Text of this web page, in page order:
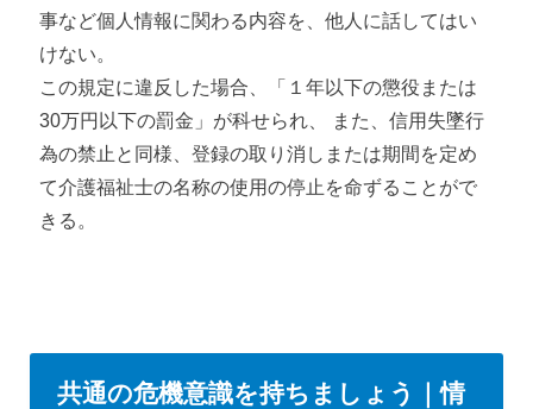
事など個人情報に関わる内容を、他人に話してはい
けない。
この規定に違反した場合、「１年以下の懲役または
30万円以下の罰金」が科せられ、 また、信用失墜行
為の禁止と同様、登録の取り消しまたは期間を定め
て介護福祉士の名称の使用の停止を命ずることがで
きる。
共通の危機意識を持ちましょう｜情